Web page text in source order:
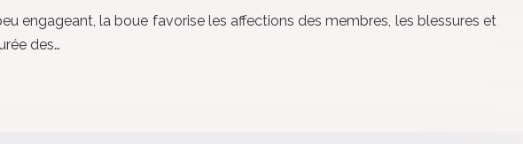
engageant, la boue favorise les affections des membres, les blessures et
des…